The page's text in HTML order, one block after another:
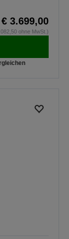
€ 3.699,00
ohne MwSt.)